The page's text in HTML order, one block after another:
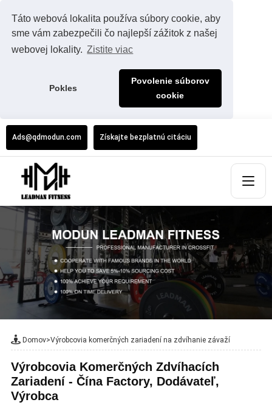
Táto webová lokalita používa súbory cookie, aby
sme vám zabezpečili čo najlepší zážitok z našej
webovej lokality. Zistite viac
Pokles
Povolenie súborov
cookie
Ads@qdmodun.com Získajte bezplatnú citáciu
Domov>Výrobcovia komerčných zariadení na zdvíhanie závaží
Výrobcovia Komerčných Zdvíhacích
Zariadení - Čína Factory, Dodávateľ,
Výrobca